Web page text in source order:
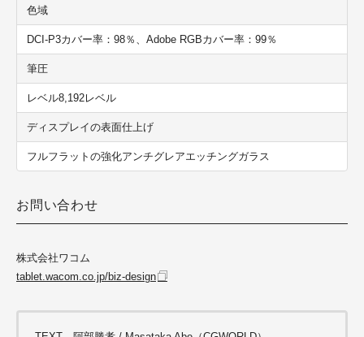
色域
DCI-P3カバー率：98％、Adobe RGBカバー率：99％
筆圧
レベル8,192レベル
ディスプレイの表面仕上げ
フルフラットの強化アンチグレアエッチングガラス
お問い合わせ
株式会社ワコム
tablet.wacom.co.jp/biz-design